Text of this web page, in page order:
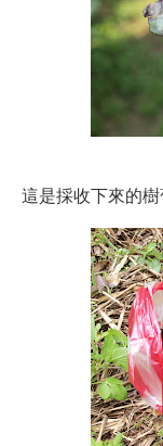
這是採收下來的樹